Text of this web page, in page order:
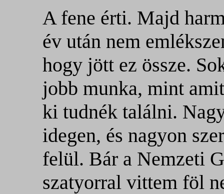
A fene érti. Majd
év után nem
hogy jött ez össze.
jobb munka, mint
ki tudnék találni.
idegen, és nagyon
felül. Bár a Nemzeti
szatyorral vittem föl